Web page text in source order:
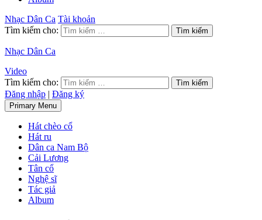
Nhạc Dân Ca Tài khoản
Tìm kiếm cho:
Nhạc Dân Ca
Video
Tìm kiếm cho:
Đăng nhập | Đăng ký
Primary Menu
Hát chèo cổ
Hát ru
Dân ca Nam Bộ
Cải Lương
Tân cổ
Nghệ sĩ
Tác giả
Album